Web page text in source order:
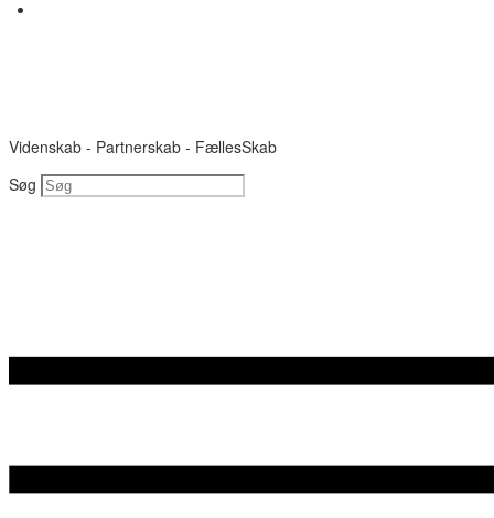
Videnskab - Partnerskab - FællesSkab
Søg